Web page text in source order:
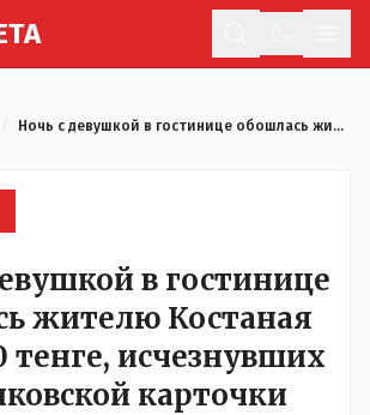
Ночь с девушкой в гостинице обошлась жителю Костаная в 170 000 тенге, исчезнувших с его банковской карточки
в гостинице
жителю Костаная
тенге, исчезнувших
карточки